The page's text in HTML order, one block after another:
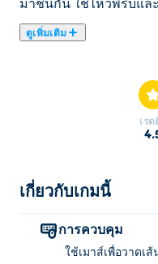
มาชนกัน ใช้ไหวพริบแล
ดูเพิ่มเติม
ทางอยู่! วาดเส้นเพื่อข้า
ทั้งสองสามารถกลิ้งเข้า
กัน คุณจะชนะ! หากจุดใ
หรือไม่
จะเล่น Love Balls ได้
ใช้เมาส์เพื่อวาด
เรต
เกี่ยวกับเกมนี้
การควบคุม
ใช้เมาส์เพื่อวาดเส้